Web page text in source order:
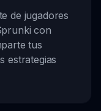
de jugadores
con
tus
estrategias